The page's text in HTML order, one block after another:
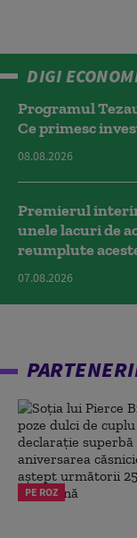
DIGI
Programul
Ce primesc
08.08.2026
Premierul
unele lacuri de
reumplute
07.08.2026
PE ROZ